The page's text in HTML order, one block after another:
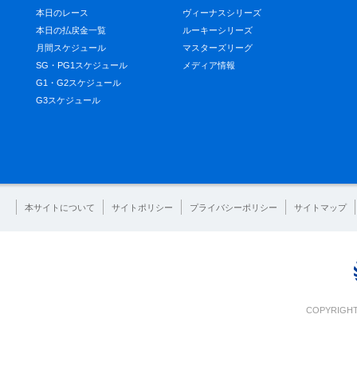
本日のレース
本日の払戻金一覧
月間スケジュール
SG・PG1スケジュール
G1・G2スケジュール
G3スケジュール
ヴィーナスシリーズ
ルーキーシリーズ
マスターズリーグ
メディア情報
本サイトについて サイトポリシー プライバシーポリシー サイトマップ